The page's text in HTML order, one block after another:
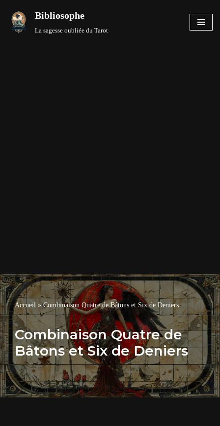
Aller
Bibliosophe
La sagesse oubliée du Tarot
Accueil»Combinaison Quatre de Bâtons et Six de Deniers
Combinaison Quatre de
Bâtons et Six de Deniers